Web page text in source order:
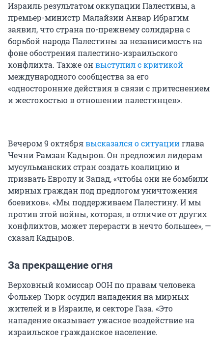
Израиль результатом оккупации Палестины, а
премьер-министр Малайзии Анвар Ибрагим
заявил, что страна по-прежнему солидарна с
борьбой народа Палестины за независимость на
фоне обострения палестино-израильского
конфликта. Также онвыступил с критикой
международного сообщества за его
«односторонние действия в связи с притеснением
и жестокостью в отношении палестинцев».
Вечером 9 октябрявысказался о ситуацииглава
Чечни Рамзан Кадыров. Он предложил лидерам
мусульманских стран создать коалицию и
призвать Европу и Запад, «чтобы они не бомбили
мирных граждан под предлогом уничтожения
боевиков». «Мы поддерживаем Палестину. И мы
против этой войны, которая, в отличие от других
конфликтов, может перерасти в нечто большее», —
сказал Кадыров.
За прекращение огня
Верховный комиссар ООН по правам человека
Фолькер Тюрк осудил нападения на мирных
жителей и в Израиле, и секторе Газа. «Это
нападение оказывает ужасное воздействие на
израильское гражданское население.